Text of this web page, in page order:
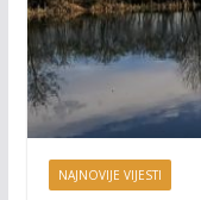
NAJNOVIJE VIJESTI